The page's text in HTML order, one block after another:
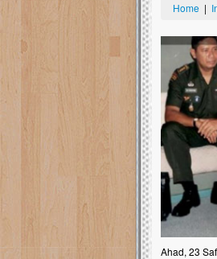
Home |
Ahad, 23
Bantu Naura, Balita Hebat
Tumor Pembuluh Darah
Hidup Naura Salsabila dipenuhi dengan
rintangan yang sangat berat. Meskipun
berusia sepuluh bulan, bayi yang imut
menghadapi penyakit yang dahsyat,
pembuluh darah berukuran...